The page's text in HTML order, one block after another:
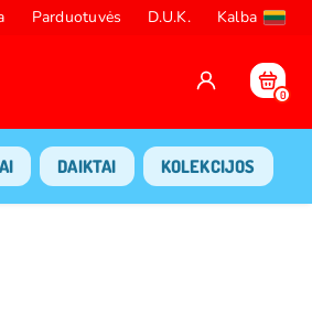
Parduotuvės D.U.K. Kalba
0
DAIKTAI KOLEKCIJOS